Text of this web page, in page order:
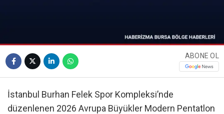
ABONE OL
İstanbul Burhan Felek Spor Kompleksi’nde
düzenlenen 2026 Avrupa Büyükler Modern Pentatlon